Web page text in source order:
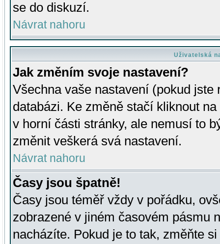
se do diskuzí.
Návrat nahoru
Uživatelská
Jak změním svoje nastavení?
Všechna vaše nastavení (pokud
databázi. Ke změně stačí kliknout
v horní části stránky, ale nemusí to
změnit veškerá svá nastavení.
Návrat nahoru
Časy jsou špatně!
Časy jsou téměř vždy v pořádku,
zobrazené v jiném časovém pásmu
nacházíte. Pokud je to tak, změňte